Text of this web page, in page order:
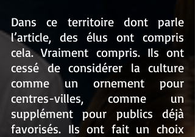
Dans ce territoire dont parle
l’article, des élus ont compris
cela. Vraiment compris. Ils ont
cessé de considérer la culture
comme un ornement pour
centres-villes, comme un
supplément pour publics déjà
favorisés. Ils ont fait un choix